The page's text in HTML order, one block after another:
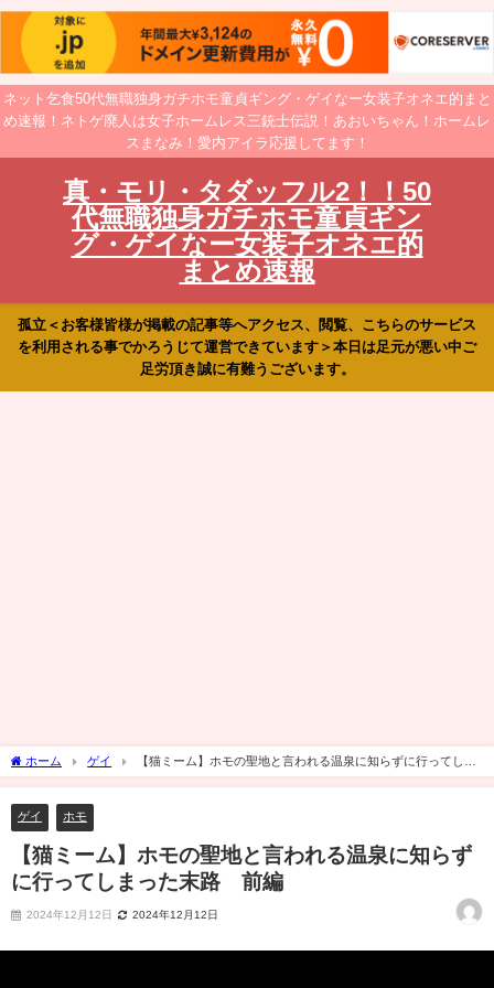
ネット乞食50代無職独身ガチホモ童貞ギング・ゲイなー女装子オネエ的まと
め速報！ネトゲ廃人は女子ホームレス三銃士伝説！あおいちゃん！ホームレ
スまなみ！愛内アイラ応援してます！
真・モリ・タダッフル2！！50
代無職独身ガチホモ童貞ギン
グ・ゲイなー女装子オネエ的
まとめ速報
孤立＜お客様皆様が掲載の記事等へアクセス、閲覧、こちらのサービス
を利用される事でかろうじて運営できています＞本日は足元が悪い中ご
足労頂き誠に有難うございます。
ホーム ゲイ
【猫ミーム】ホモの聖地と言われる温泉に知らずに行ってしま
った末路 前編
ゲイ ホモ
【猫ミーム】ホモの聖地と言われる温泉に知らず
に行ってしまった末路 前編
2024年12月12日 2024年12月12日